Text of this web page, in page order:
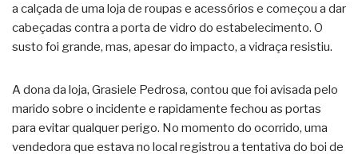
a calçada de uma loja de roupas e acessórios e começou a dar
cabeçadas contra a porta de vidro do estabelecimento. O
susto foi grande, mas, apesar do impacto, a vidraça resistiu.
A dona da loja, Grasiele Pedrosa, contou que foi avisada pelo
marido sobre o incidente e rapidamente fechou as portas
para evitar qualquer perigo. No momento do ocorrido, uma
vendedora que estava no local registrou a tentativa do boi de